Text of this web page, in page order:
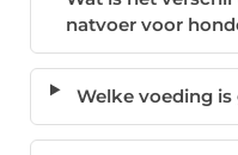
natvoer voor
Welke voeding